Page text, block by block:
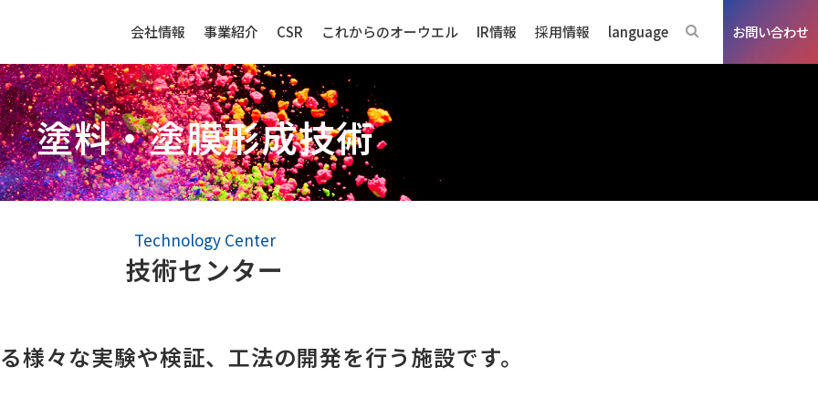
会社情報 事業紹介
生産財（化成品・物資）
スの強み
センサー
事例紹介
CSR これからのオーウエル IR情報 採用情報 language お問い合わせ
塗料・塗膜形成技術
Technology Center
技術センター
様々な実験や検証、工法の開発を行う施設です。